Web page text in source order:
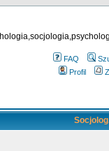
FAQ
Profil